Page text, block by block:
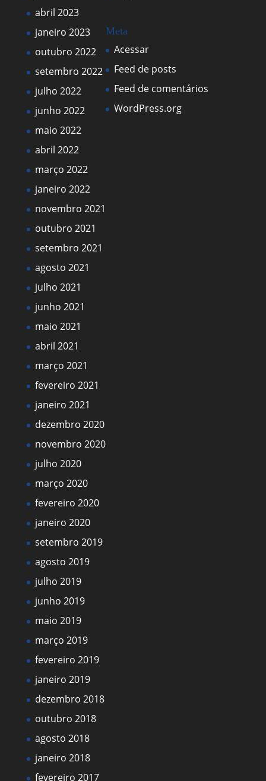
abril 2023
janeiro 2023
outubro 2022
setembro 2022
julho 2022
junho 2022
maio 2022
abril 2022
março 2022
janeiro 2022
novembro 2021
outubro 2021
setembro 2021
agosto 2021
julho 2021
junho 2021
maio 2021
abril 2021
março 2021
fevereiro 2021
janeiro 2021
dezembro 2020
novembro 2020
julho 2020
março 2020
fevereiro 2020
janeiro 2020
setembro 2019
agosto 2019
julho 2019
junho 2019
maio 2019
março 2019
fevereiro 2019
janeiro 2019
dezembro 2018
outubro 2018
agosto 2018
janeiro 2018
fevereiro 2017
Meta
Acessar
Feed de posts
Feed de comentários
WordPress.org